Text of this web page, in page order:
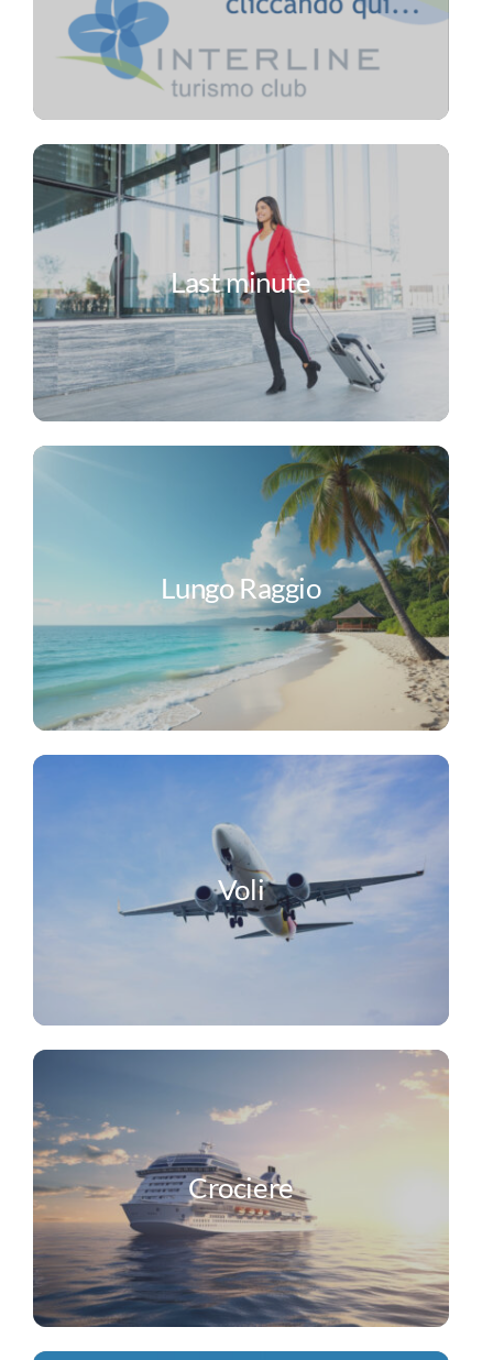
Last minute
Lungo Raggio
Voli
Crociere